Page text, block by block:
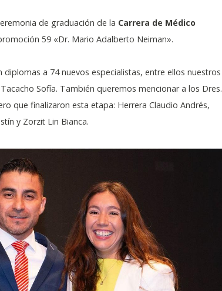
de graduación de la Carrera de Médico
59 «Dr. Mario Adalberto Neiman».
a 74 nuevos especialistas, entre ellos nuestros
Sofía. También queremos mencionar a los Dres.
que finalizaron esta etapa: Herrera Claudio Andrés,
y Zorzit Lin Bianca.